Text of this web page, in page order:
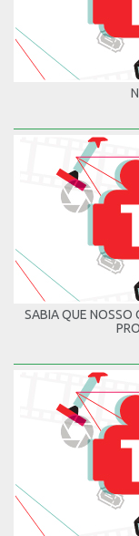
SABIA QUE NOSSO